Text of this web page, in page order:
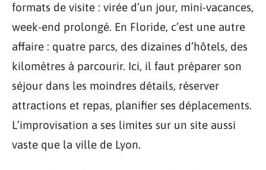
formats de visite : virée d’un jour, mini-vacances,
week-end prolongé. En Floride, c’est une autre
affaire : quatre parcs, des dizaines d’hôtels, des
kilomètres à parcourir. Ici, il faut préparer son
séjour dans les moindres détails, réserver
attractions et repas, planifier ses déplacements.
L’improvisation a ses limites sur un site aussi
vaste que la ville de Lyon.